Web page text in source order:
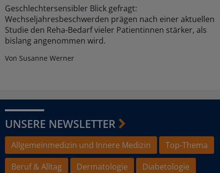
Geschlechtersensibler Blick gefragt:
Wechseljahresbeschwerden prägen nach einer aktuellen
Studie den Reha-Bedarf vieler Patientinnen stärker, als
bislang angenommen wird.
Von Susanne Werner
UNSERE NEWSLETTER
Allgemeinmedizin und Innere Medizin
Top-Thema
Beruf & Alltag
Dermatologie
Diabetologie